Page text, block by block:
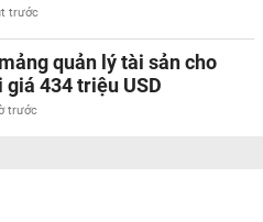
trước
quản lý tài sản cho
434 triệu USD
trước